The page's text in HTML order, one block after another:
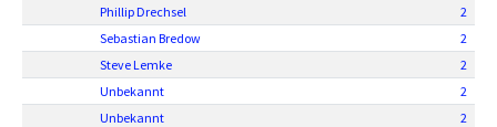
Phillip Drechsel
2
Sebastian Bredow
2
Steve Lemke
2
Unbekannt
2
Unbekannt
2